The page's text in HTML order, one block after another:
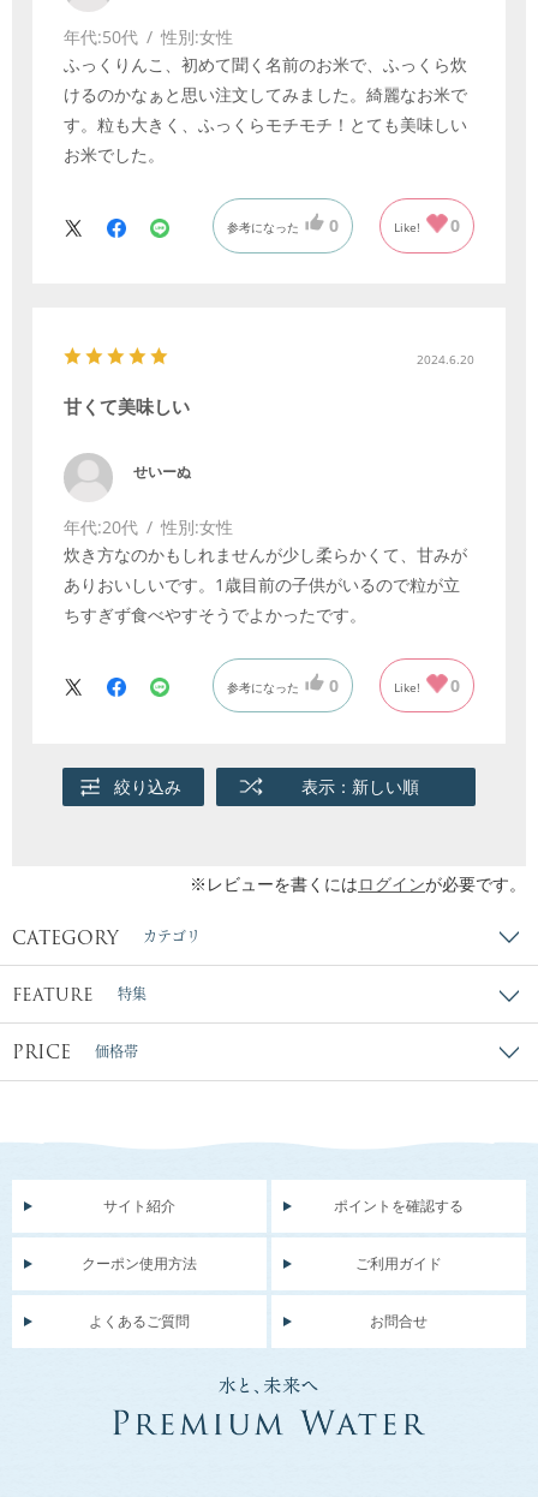
年代:50代 性別:女性
ふっくりんこ、初めて聞く名前のお米で、ふっくら炊
けるのかなぁと思い注文してみました。綺麗なお米で
す。粒も大きく、ふっくらモチモチ！とても美味しい
お米でした。
参考になった 0 Like! 0
2024.6.20
甘くて美味しい
せいーぬ
年代:20代 性別:女性
炊き方なのかもしれませんが少し柔らかくて、甘みが
ありおいしいです。1歳目前の子供がいるので粒が立
ちすぎず食べやすそうでよかったです。
参考になった 0 Like! 0
絞り込み 表示：新しい順
※レビューを書くにはログインが必要です。
CATEGORY カテゴリ
FEATURE 特集
PRICE 価格帯
サイト紹介 ポイントを確認する
クーポン使用方法 ご利用ガイド
よくあるご質問 お問合せ